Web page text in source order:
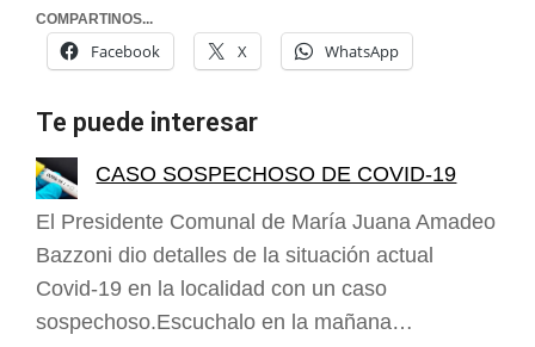
COMPARTINOS...
Facebook X WhatsApp
Te puede interesar
CASO SOSPECHOSO DE COVID-19
El Presidente Comunal de María Juana Amadeo
Bazzoni dio detalles de la situación actual
Covid-19 en la localidad con un caso
sospechoso.Escuchalo en la mañana…